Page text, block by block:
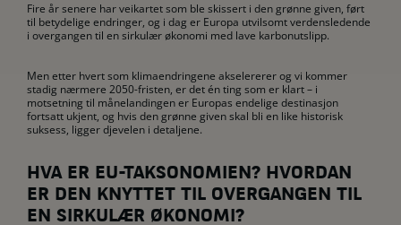
Fire år senere har veikartet som ble skissert i den grønne given, ført
til betydelige endringer, og i dag er Europa utvilsomt verdensledende
i overgangen til en sirkulær økonomi med lave karbonutslipp.
Men etter hvert som klimaendringene akselererer og vi kommer
stadig nærmere 2050-fristen, er det én ting som er klart – i
motsetning til månelandingen er Europas endelige destinasjon
fortsatt ukjent, og hvis den grønne given skal bli en like historisk
suksess, ligger djevelen i detaljene.
HVA ER EU-TAKSONOMIEN? HVORDAN
ER DEN KNYTTET TIL OVERGANGEN TIL
EN SIRKULÆR ØKONOMI?